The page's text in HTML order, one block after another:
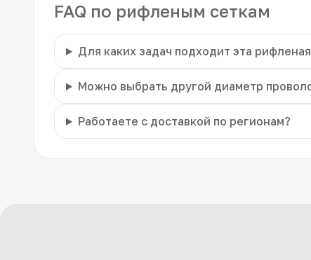
FAQ по рифленым сеткам
Для каких задач подходит эта
Можно выбрать другой диаметр
Работаете с доставкой по регионам?